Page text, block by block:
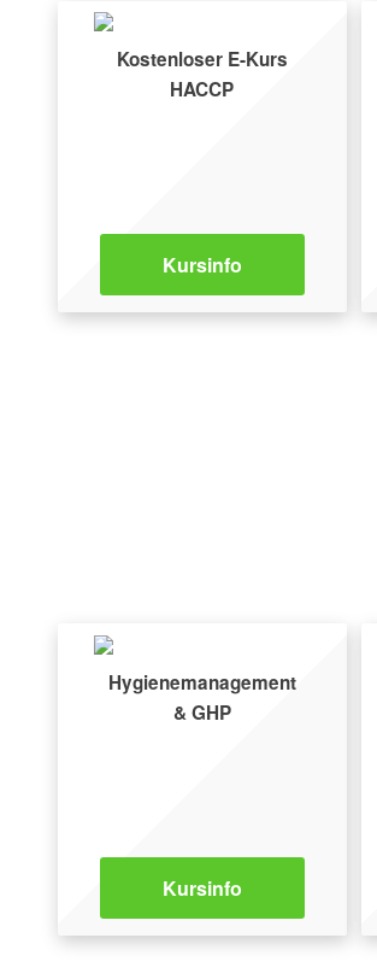
Kostenloser E-Kurs
HACCP
Kursinfo
Hygienemanagement
& GHP
Kursinfo